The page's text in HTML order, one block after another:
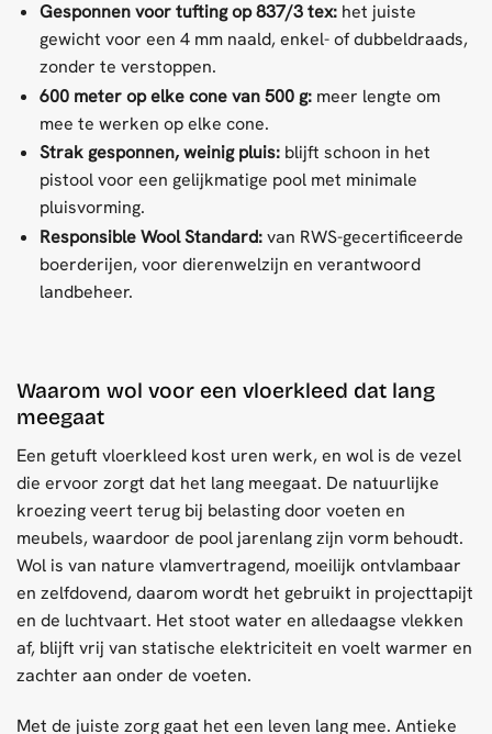
Gesponnen voor tufting op 837/3 tex:het juiste
gewicht voor een 4 mm naald, enkel- of dubbeldraads,
zonder te verstoppen.
600 meter op elke cone van 500 g:meer lengte om
mee te werken op elke cone.
Strak gesponnen, weinig pluis:blijft schoon in het
pistool voor een gelijkmatige pool met minimale
pluisvorming.
Responsible Wool Standard:van RWS-gecertificeerde
boerderijen, voor dierenwelzijn en verantwoord
landbeheer.
Waarom wol voor een vloerkleed dat lang
meegaat
Een getuft vloerkleed kost uren werk, en wol is de vezel
die ervoor zorgt dat het lang meegaat. De natuurlijke
kroezing veert terug bij belasting door voeten en
meubels, waardoor de pool jarenlang zijn vorm behoudt.
Wol is van nature vlamvertragend, moeilijk ontvlambaar
en zelfdovend, daarom wordt het gebruikt in projecttapijt
en de luchtvaart. Het stoot water en alledaagse vlekken
af, blijft vrij van statische elektriciteit en voelt warmer en
zachter aan onder de voeten.
Met de juiste zorg gaat het een leven lang mee. Antieke